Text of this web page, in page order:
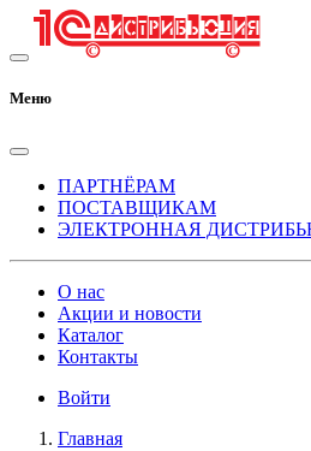
Меню
ПАРТНЁРАМ
ПОСТАВЩИКАМ
ЭЛЕКТРОННАЯ
О нас
Акции и новости
Каталог
Контакты
Войти
Главная